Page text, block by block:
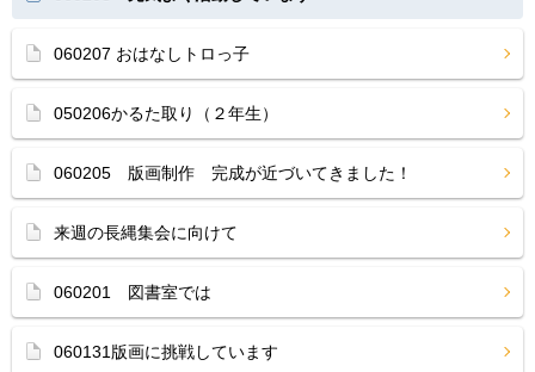
060207 おはなしトロっ子
050206かるた取り（２年生）
060205 版画制作 完成が近づいてきました！
来週の長縄集会に向けて
060201 図書室では
060131版画に挑戦しています